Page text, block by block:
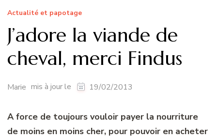
Actualité et papotage
J’adore la viande de
cheval, merci Findus
Marie mis à jour le 19/02/2013
A force de toujours vouloir payer la nourriture
de moins en moins cher, pour pouvoir en acheter